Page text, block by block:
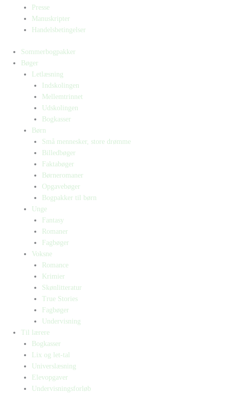
Presse
Manuskripter
Handelsbetingelser
Sommerbogpakker
Bøger
Letlæsning
Indskolingen
Mellemtrinnet
Udskolingen
Bogkasser
Børn
Små mennesker, store drømme
Billedbøger
Faktabøger
Børneromaner
Opgavebøger
Bogpakker til børn
Unge
Fantasy
Romaner
Fagbøger
Voksne
Romance
Krimier
Skønlitteratur
True Stories
Fagbøger
Undervisning
Til lærere
Bogkasser
Lix og let-tal
Universlæsning
Elevopgaver
Undervisningsforløb